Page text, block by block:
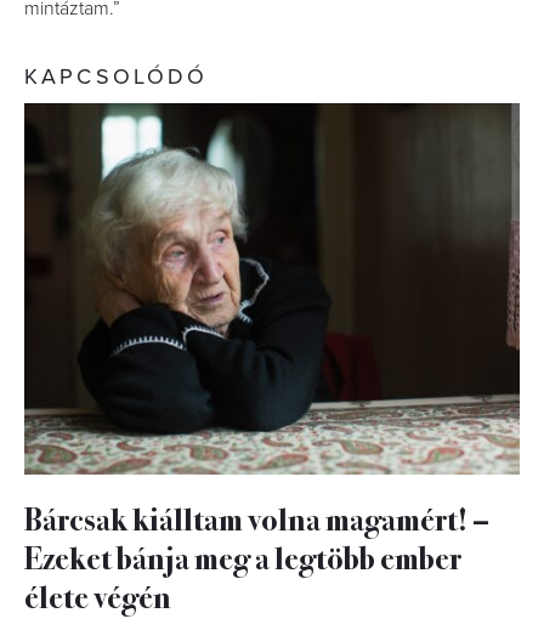
mintáztam.”
KAPCSOLÓDÓ
Bárcsak kiálltam volna magamért! –
Ezeket bánja meg a legtöbb ember
élete végén